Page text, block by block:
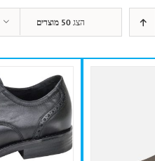
הצג 50 מוצרים